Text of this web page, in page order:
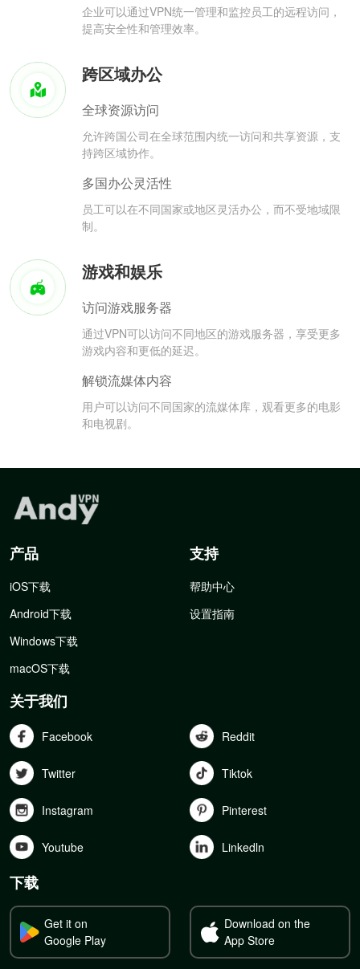
企业可以通过VPN统一管理和监控员工的远程访问，
提高安全性和管理效率。
跨区域办公
全球资源访问
允许跨国公司在全球范围内统一访问和共享资源，支
持跨区域协作。
多国办公灵活性
员工可以在不同国家或地区灵活办公，而不受地域限
制。
游戏和娱乐
访问游戏服务器
通过VPN可以访问不同地区的游戏服务器，享受更多
游戏内容和更低的延迟。
解锁流媒体内容
用户可以访问不同国家的流媒体库，观看更多的电影
和电视剧。
产品
iOS下载
Android下载
Windows下载
macOS下载
支持
帮助中心
设置指南
关于我们
Facebook Reddit
Twitter Tiktok
Instagram Pinterest
Youtube Linkedln
下载
Get it on
Google Play
Download on the
App Store